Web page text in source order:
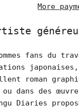
More
fans du
roman
dans des
Diaries